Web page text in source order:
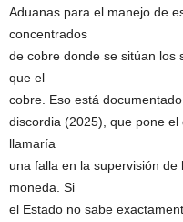
Aduanas para el manejo de
concentrados
de cobre donde se sitúan los
que el
cobre. Eso está
discordia (2025), que pone
llamaría
una falla en la supervisión
moneda. Si
el Estado no sabe